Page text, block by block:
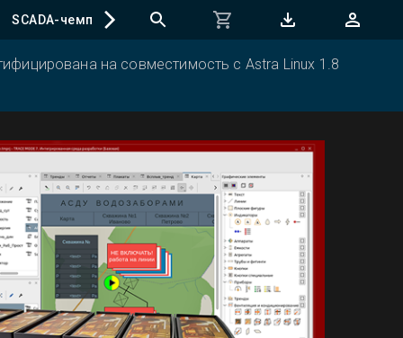
SCADA-чемпионат
на совместимость с Astra Linux 1.8